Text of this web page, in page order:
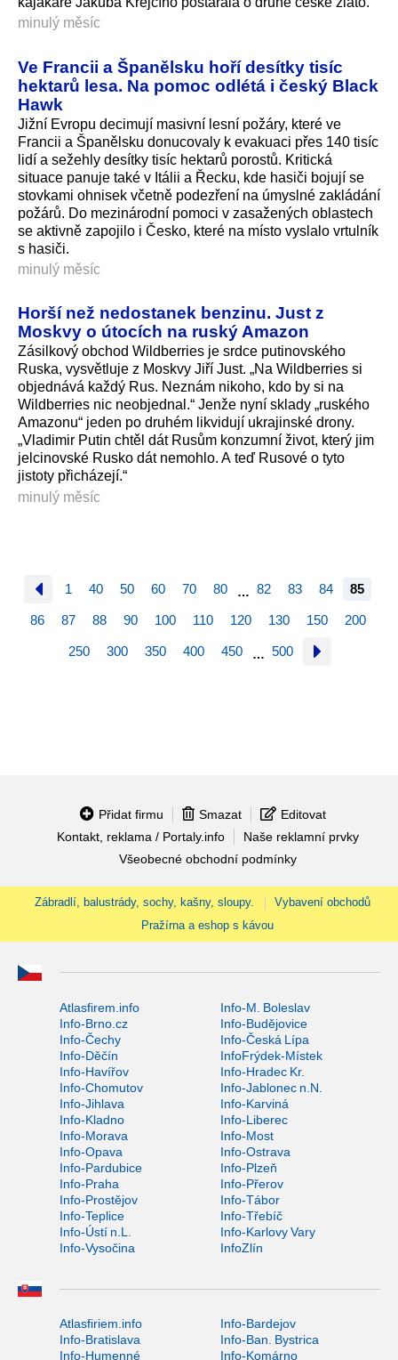
minulý měsíc
Ve Francii a Španělsku hoří desítky tisíc
hektarů lesa. Na pomoc odlétá i český Black
Hawk
Jižní Evropu decimují masivní lesní požáry, které ve
Francii a Španělsku donucovaly k evakuaci přes 140 tisíc
lidí a sežehly desítky tisíc hektarů porostů. Kritická
situace panuje také v Itálii a Řecku, kde hasiči bojují se
stovkami ohnisek včetně podezření na úmyslné zakládání
požárů. Do mezinárodní pomoci v zasažených oblastech
se aktivně zapojilo i Česko, které na místo vyslalo vrtulník
s hasiči.
minulý měsíc
Horší než nedostanek benzinu. Just z
Moskvy o útocích na ruský Amazon
Zásilkový obchod Wildberries je srdce putinovského
Ruska, vysvětluje z Moskvy Jiří Just. „Na Wildberries si
objednává každý Rus. Neznám nikoho, kdo by si na
Wildberries nic neobjednal.“ Jenže nyní sklady „ruského
Amazonu“ jeden po druhém likvidují ukrajinské drony.
„Vladimir Putin chtěl dát Rusům konzumní život, který jim
jelcinovské Rusko dát nemohlo. A teď Rusové o tyto
jistoty přicházejí.“
minulý měsíc
1 40 50 60 70 80 … 82 83 84 85
86 87 88 90 100 110 120 130 150 200
250 300 350 400 450 … 500
Přidat firmu Smazat
Editovat
Kontakt, reklama / Portaly.info
Naše reklamní prvky
Všeobecné obchodní podmínky
Zábradlí, balustrády, sochy, kašny, sloupy.
Vybavení obchodů
Pražírna a eshop s kávou
Atlasfirem.info
Info-M. Boleslav
Info-Brno.cz
Info-Budějovice
Info-Čechy
Info-Česká Lípa
Info-Děčín
InfoFrýdek-Místek
Info-Havířov
Info-Hradec Kr.
Info-Chomutov
Info-Jablonec n.N.
Info-Jihlava
Info-Karviná
Info-Kladno
Info-Liberec
Info-Morava
Info-Most
Info-Opava
Info-Ostrava
Info-Pardubice
Info-Plzeň
Info-Praha
Info-Přerov
Info-Prostějov
Info-Tábor
Info-Teplice
Info-Třebíč
Info-Ústí n.L.
Info-Karlovy Vary
Info-Vysočina
InfoZlín
Atlasfiriem.info
Info-Bardejov
Info-Bratislava
Info-Ban. Bystrica
Info-Humenné
Info-Komárno